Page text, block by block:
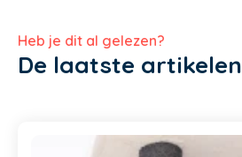
Heb je dit al gelezen?
De laatste artikelen